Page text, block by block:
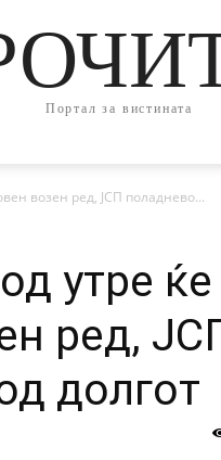
Портал за вистината
возен ред, ЈСП поладнево...
утре ќе
ред,
долгот